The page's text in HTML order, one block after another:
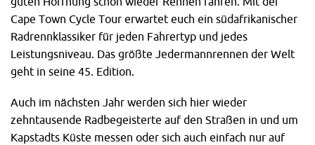
Cape Town Cycle Tour erwartet euch ein südafrikanischer
Radrennklassiker für jeden Fahrertyp und jedes
Leistungsniveau. Das größte Jedermannrennen der Welt
geht in seine 45. Edition.
Auch im nächsten Jahr werden sich hier wieder
zehntausende Radbegeisterte auf den Straßen in und um
Kapstadts Küste messen oder sich auch einfach nur auf